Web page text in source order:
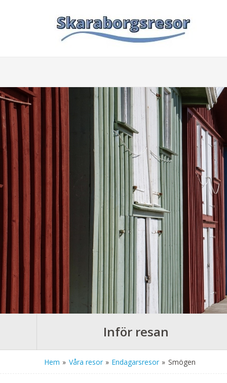
Inför resan
Hem » Våra resor » Endagarsresor » Smögen